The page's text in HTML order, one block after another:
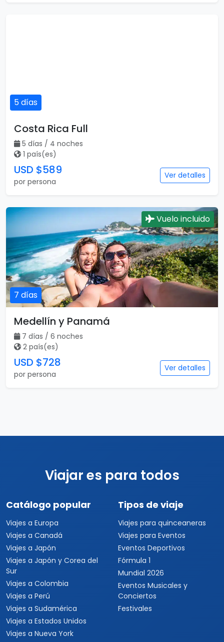
5 días
Costa Rica Full
5 días / 4 noches
1 país(es)
USD $589
por persona
Ver detalles
7 días
Vuelo incluido
Medellín y Panamá
7 días / 6 noches
2 país(es)
USD $728
por persona
Ver detalles
Viajar es para todos
Catálogo popular
Viajes a Europa
Viajes a Canadá
Viajes a Japón
Viajes a Japón y Corea del
Sur
Viajes a Colombia
Viajes a Perú
Viajes a Sudamérica
Viajes a Estados Unidos
Viajes a Nueva York
Tipos de viaje
Viajes para quinceaneras
Viajes para Eventos
Eventos Deportivos
Fórmula 1
Mundial 2026
Eventos Musicales y
Conciertos
Festivales